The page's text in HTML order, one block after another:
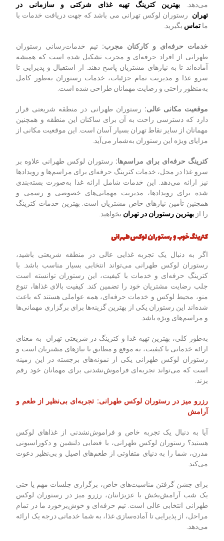
می‌دهد. بهترین کترینگ تهیه غذای شرکتی و سازمانی در
تهران
رستوران لوکس تهرانی می باشد که جهت دریافت خدمات با
ماتماس بگیرید.
خدمات حرفه‌ای و کارکنان مجرب: تیم خدمات‌رسانی رستوران
طهرانی از افراد حرفه‌ای و مجرب تشکیل شده است که همیشه
آماده‌اند تا به نیازهای مشتریان پاسخ دهند. از استقبال و پذیرایی تا
سرو غذا و مدیریت تمام جزئیات، خدمات رستوران به‌طور کامل
به‌منظور راحتی و رضایت مهمانان طراحی شده است.
موقعیت مکانی عالی: رستوران طهرانی در منطقه شریعتی قرار
دارد که دسترسی راحت به آن برای ساکنان این منطقه و همچنین
مهمانان از سایر نقاط تهران بسیار آسان است. این موقعیت مکانی از
مزایای ویژه این رستوران به‌شمار می‌آید.
کترینگ حرفه‌ای برای مراسم‌ها: رستوران لوکس طهرانی علاوه بر
سرو غذا در محل، خدمات کترینگ حرفه‌ای برای مراسم‌ها و رویدادها
نیز ارائه می‌دهد. این خدمات شامل ارائه غذا به‌صورت بسته‌بندی
شده برای رویدادها، مدیریت مهمانی‌های خصوصی و رسمی و
همچنین تأمین نیازهای خاص مشتریان است. بهترین خدمات کترینگ
را ازبهترین رستوران در تهران بخواهید.
کترینگ خوب و رستوران لوکس طهرانی
اگر به دنبال یک تجربه غذایی عالی در منطقه شریعتی باشید،
رستوران لوکس طهرانی می‌تواند انتخابی بسیار مناسب باشد. با
کترینگ حرفه‌ای و خدمات با کیفیت، این رستوران توانسته است
جلب رضایت مشتریان خود را تضمین کند. کیفیت بالای غذاها، تنوع
منو، محیط لوکس و خدمات حرفه‌ای، همه عواملی هستند که باعث
شده‌اند این رستوران یکی از بهترین گزینه‌ها برای برگزاری مهمانی‌ها
و مراسم‌های ویژه باشد.
به‌طور کلی، بهترین تهیه غذا و کترینگ در شریعتی تهران به معنای
ارائه خدماتی با کیفیت، به موقع و مطابق با نیازهای مشتریان است و
رستوران لوکس طهرانی یکی از نمونه‌های برجسته در این زمینه
است که می‌تواند تجربه‌ای فراموش‌نشدنی برای مهمانان خود رقم
بزند.
رزرو میز در رستوران لوکس طهرانی: تجربه‌ای بی‌نظیر از طعم و
آرامش
آیا به دنبال یک تجربه خاص و فراموش‌نشدنی از غذاهای لوکس
هستید؟ رستوران لوکس طهرانی، با فضایی دلنشین و دکوراسیونی
مدرن، شما را به دنیای متفاوتی از طعم‌های اصیل و بی‌نظیر دعوت
می‌کند.
برای جشن گرفتن مناسبت‌های خاص، برگزاری جلسات مهم یا حتی
یک شب آرامش‌بخش با عزیزانتان، رزرو میز در رستوران لوکس
طهرانی انتخابی عالی است. تیم حرفه‌ای و خوش‌برخورد ما در تمام
مراحل، از پذیرایی تا آماده‌سازی غذا، به شما خدماتی درجه یک ارائه
می‌دهد.